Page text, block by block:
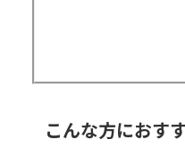
こんな方におす